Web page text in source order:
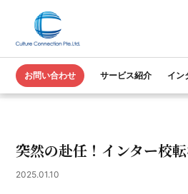
お問い合わせ サービス紹介 イン
TOP
カルコネ｜教育コラム
突然の赴任！インター校転校！どうする？
突然の赴任！インター校
2025.01.10